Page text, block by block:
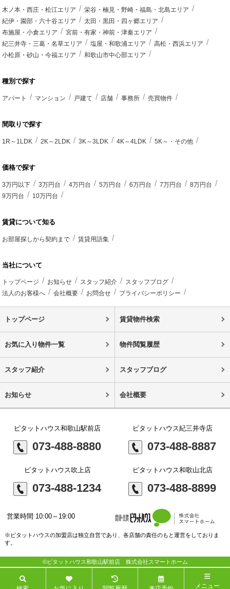
木ノ本・西庄・松江エリア
栄谷・楠見・野崎・福島・北島エリア
紀伊・園部・六十谷エリア
太田・黒田・四ヶ郷エリア
布施屋・小倉エリア
宮前・有家・神前・津秦エリア
紀三井寺・三葛・名草エリア
塩屋・和歌浦エリア
高松・西浜エリア
小松原・砂山・今福エリア
和歌山市中心部エリア
種別で探す
アパート マンション 戸建て 店舗 事務所 売買物件
間取りで探す
1R～1LDK 2K～2LDK 3K～3LDK 4K～4LDK 5K～・その他
価格で探す
3万円以下 3万円台 4万円台 5万円台 6万円台 7万円台
8万円台
9万円台
10万円台
賃貸について知る
お部屋探しから契約まで 賃貸用語集
当社について
トップページ お知らせ スタッフ紹介
スタッフブログ
法人のお客様へ
会社概要 お問合せ プライバシーポリシー
トップページ 賃貸物件検索
お気に入り物件一覧 物件閲覧履歴
スタッフ紹介 スタッフブログ
お知らせ 会社概要
ピタットハウス和歌山駅前店
073-488-8880
ピタットハウス紀三井寺店
073-488-8887
ピタットハウス吹上店
073-488-1234
ピタットハウス和歌山北店
073-488-8899
営業時間 10:00～19:00
※ピタットハウスの加盟店は独立自営であり、各店舗の責任のもと運営をしておりま
す。
©ピタットハウス和歌山駅前店 株式会社スマートホーム
メニュー